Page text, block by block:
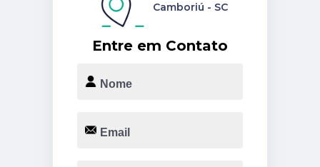
Entre em Contato
Camboriú - SC